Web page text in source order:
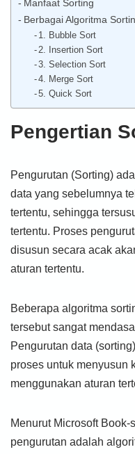
Manfaat Sorting
Berbagai Algoritma
1. Bubble Sort
2. Insertion Sort
3. Selection Sort
4. Merge Sort
5. Quick Sort
Pengertian
Pengurutan (Sorting)
data yang sebelumnya
tertentu, sehingga
tertentu. Proses
disusun secara acak
aturan tertentu.
Beberapa algoritma
tersebut sangat
Pengurutan data
proses untuk menyusun
menggunakan aturan
Menurut Microsoft
pengurutan adalah